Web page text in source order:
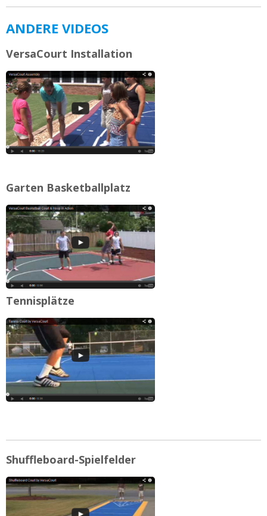
ANDERE VIDEOS
VersaCourt Installation
Garten Basketballplatz
Tennisplätze
Shuffleboard-Spielfelder